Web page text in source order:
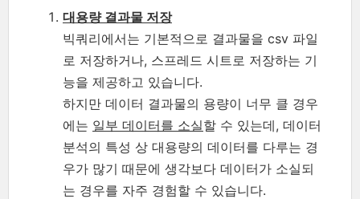
대용량 결과물 저장
빅쿼리에서는 기본적으로 결과물을 csv 파일
로 저장하거나, 스프레드 시트로 저장하는 기
능을 제공하고 있습니다.
하지만 데이터 결과물의 용량이 너무 클 경우
에는 일부 데이터를 소실할 수 있는데, 데이터
분석의 특성 상 대용량의 데이터를 다루는 경
우가 많기 때문에 생각보다 데이터가 소실되
는 경우를 자주 경험할 수 있습니다.